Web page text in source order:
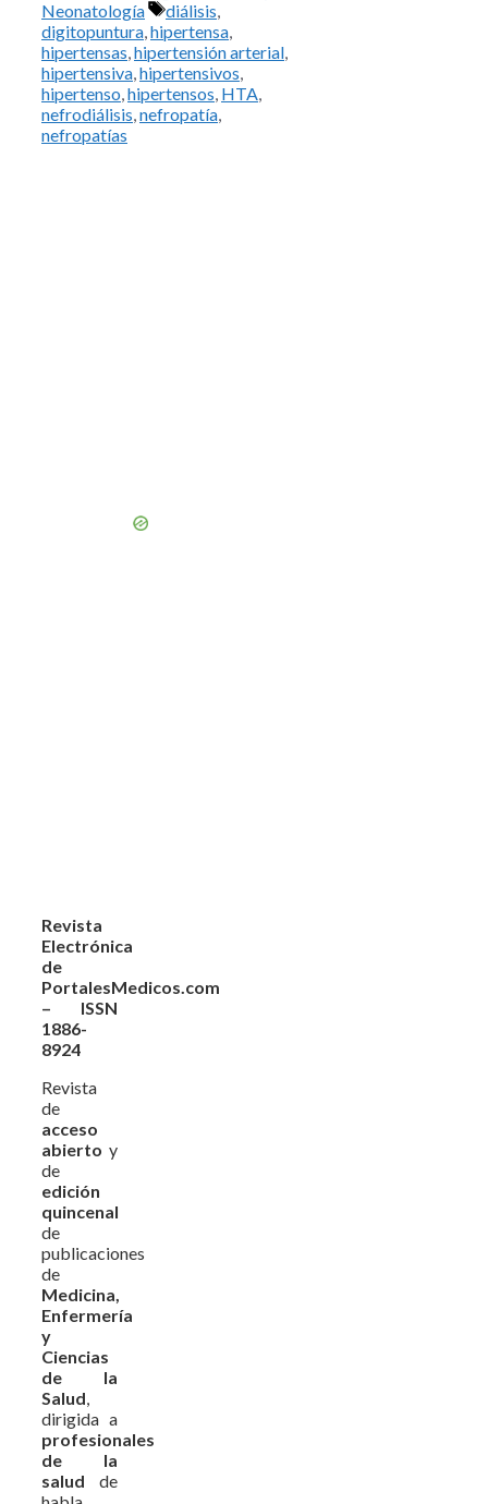
Neonatología
Etiquetas
diálisis,
digitopuntura,hipertensa,
hipertensas,hipertensión arterial,
hipertensiva,hipertensivos,
hipertenso,hipertensos, HTA,
nefrodiálisis,nefropatía,
nefropatías
Revista
Electrónica
de
PortalesMedicos.com
– ISSN
1886-
8924
Revista
de
acceso
abierto y
de
edición
quincenal
de
publicaciones
de
Medicina,
Enfermería
y
Ciencias
de la
Salud,
dirigida a
profesionales
de la
salud de